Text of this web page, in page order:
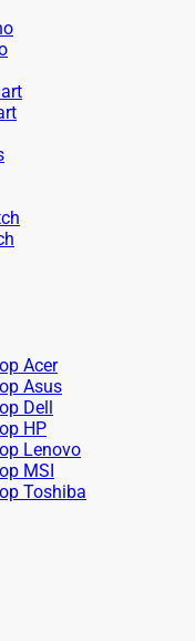
Acer
Asus
Dell
HP
Lenovo
MSI
Toshiba